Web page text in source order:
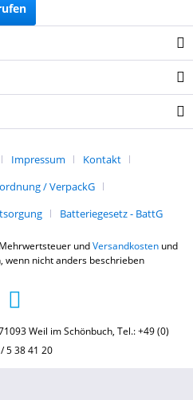
Impressum
Kontakt
/ VerpackG
Batteriegesetz - BattG
undVersandkostenund
wenn nicht anders beschrieben
Weil im Schönbuch, Tel.: +49 (0)
5 38 41 20